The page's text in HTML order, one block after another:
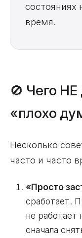
состояниях
время.
🚫 Чего НЕ
«плохо
Несколько
часто и часто
«Просто
сработает.
не работает
сначала